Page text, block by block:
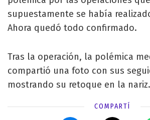
supuestamente se había
Ahora quedó todo confirmado.
Tras la operación, la polémica
compartió una foto con sus
mostrando su retoque en la nariz.
COMPARTÍ